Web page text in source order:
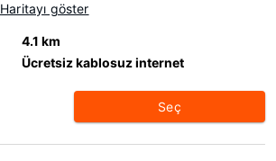
Haritayı göster
4.1 km
Ücretsiz kablosuz internet
Seç